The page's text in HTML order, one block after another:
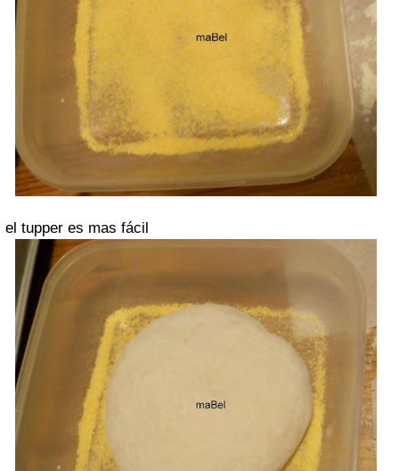
el tupper es mas fácil